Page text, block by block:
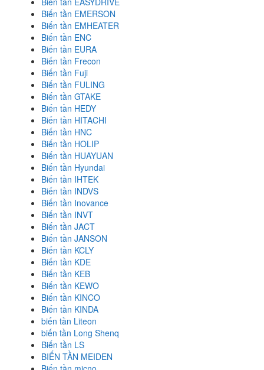
Biến tần EMERSON
Biến tần EMHEATER
Biến tần ENC
Biến tần EURA
Biến tần Frecon
Biến tần Fuji
Biến tần FULING
Biến tần GTAKE
Biến tần HEDY
Biến tần HITACHI
Biến tần HNC
Biến tần HOLIP
Biến tần HUAYUAN
Biến tần Hyundai
Biến tần IHTEK
Biến tần INDVS
Biến tần Inovance
Biến tần INVT
Biến tần JACT
Biến tần JANSON
Biến tần KCLY
Biến tần KDE
Biến tần KEB
Biến tần KEWO
Biến tần KINCO
Biến tần KINDA
biến tần Liteon
biến tần Long Shenq
Biến tần LS
BIẾN TẦN MEIDEN